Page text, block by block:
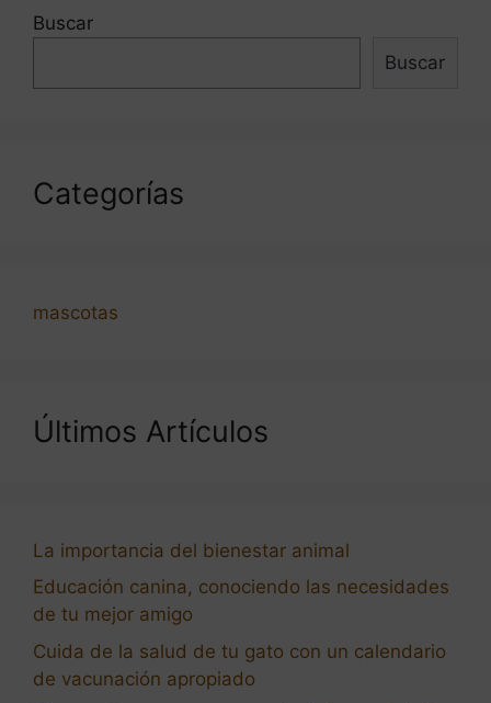
Buscar
Buscar
Categorías
mascotas
Últimos Artículos
La importancia del bienestar animal
Educación canina, conociendo las necesidades
de tu mejor amigo
Cuida de la salud de tu gato con un calendario
de vacunación apropiado